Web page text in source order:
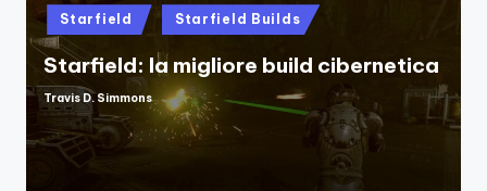
Posted
in
Starfield Starfield Builds
Starfield: la migliore build cibernetica
Posted
Travis D. Simmons